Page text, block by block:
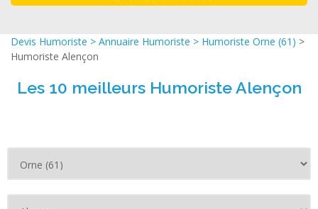
Devis Humoriste > Annuaire Humoriste > Humoriste Orne (61) >
Humoriste Alençon
Les 10 meilleurs Humoriste Alençon